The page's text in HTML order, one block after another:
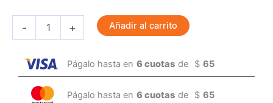
- + Añadir al carrito
Págalo hasta en 6 cuotas de $ 65
Págalo hasta en 6 cuotas de $ 65